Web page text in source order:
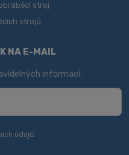
stroj
strojů
NA E-MAIL
informací:
údajů.